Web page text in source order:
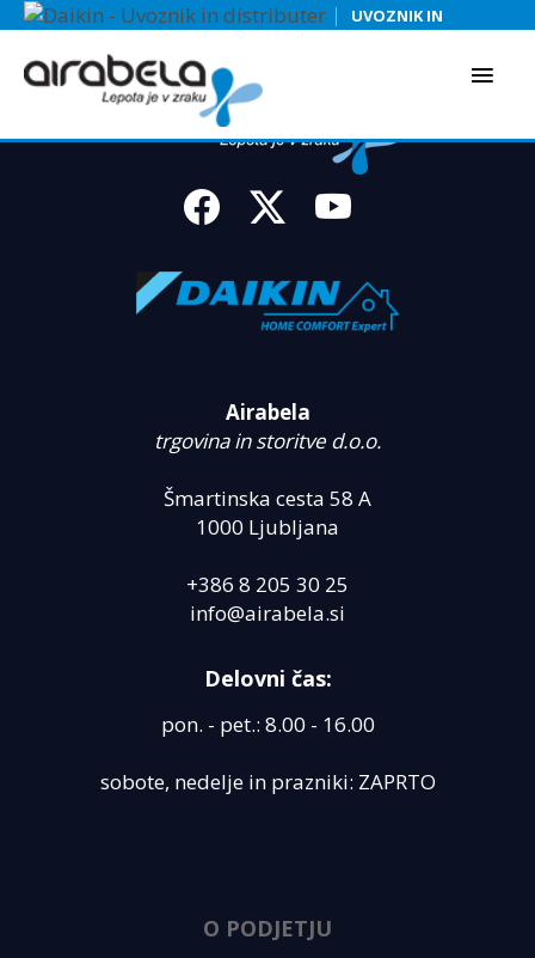
|
UVOZNIK IN
Airabela
trgovina in storitve d.o.o.
Šmartinska cesta 58 A
1000 Ljubljana
+386 8 205 30 25
info@airabela.si
Delovni čas:
pon. - pet.: 8.00 - 16.00
sobote, nedelje in prazniki: ZAPRTO
O PODJETJU